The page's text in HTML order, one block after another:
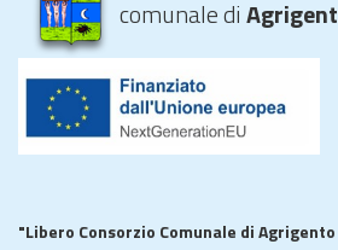
comunale di
"Libero Consorzio Comunale di